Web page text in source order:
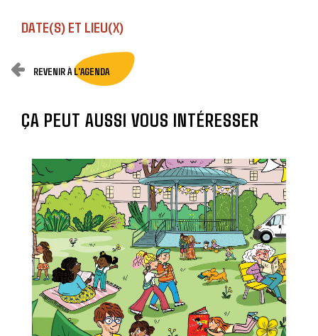
DATE(S) ET LIEU(X)
REVENIR À L'AGENDA
ÇA PEUT AUSSI VOUS INTÉRESSER